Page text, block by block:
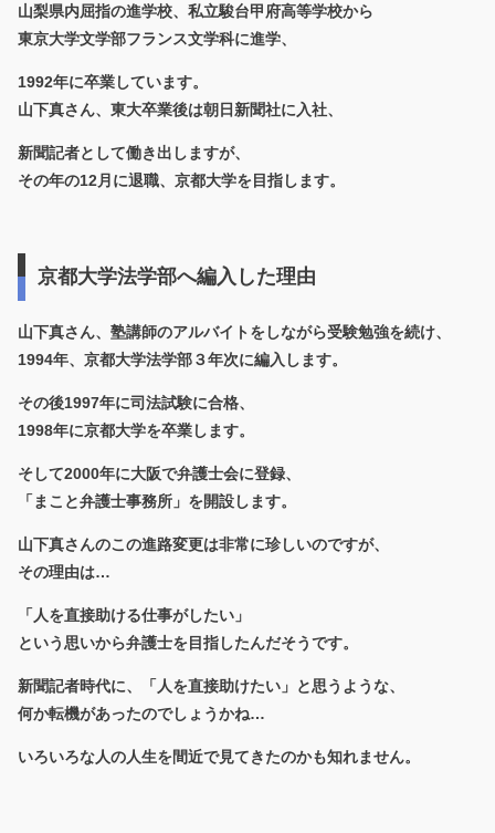
山梨県内屈指の進学校、私立駿台甲府高等学校から
東京大学文学部フランス文学科に進学、
1992年に卒業しています。
山下真さん、東大卒業後は朝日新聞社に入社、
新聞記者として働き出しますが、
その年の12月に退職、京都大学を目指します。
京都大学法学部へ編入した理由
山下真さん、塾講師のアルバイトをしながら受験勉強を続け、
1994年、京都大学法学部３年次に編入します。
その後1997年に司法試験に合格、
1998年に京都大学を卒業します。
そして2000年に大阪で弁護士会に登録、
「まこと弁護士事務所」を開設します。
山下真さんのこの進路変更は非常に珍しいのですが、
その理由は…
「人を直接助ける仕事がしたい」
という思いから弁護士を目指したんだそうです。
新聞記者時代に、「人を直接助けたい」と思うような、
何か転機があったのでしょうかね…
いろいろな人の人生を間近で見てきたのかも知れません。